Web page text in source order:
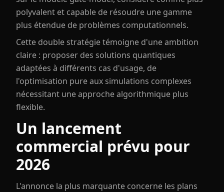
polyvalent et capable de résoudre une gamme
plus étendue de problèmes computationnels.
Cette double stratégie témoigne d'une ambition
claire : proposer des solutions quantiques
adaptées à différents cas d'usage, de
l'optimisation pure aux simulations complexes
nécessitant une approche algorithmique plus
flexible.
Un lancement
commercial prévu pour
2026
L'annonce la plus marquante concerne les plans